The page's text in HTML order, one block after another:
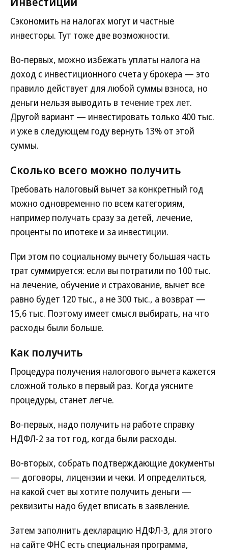
Сэкономить на налогах могут и частные
инвесторы. Тут тоже две возможности.
Во-первых, можно избежать уплаты налога на
доход с инвестиционного счета у брокера — это
правило действует для любой суммы взноса, но
деньги нельзя выводить в течение трех лет.
Другой вариант — инвестировать только 400 тыс.
и уже в следующем году вернуть 13% от этой
суммы.
Сколько всего можно получить
Требовать налоговый вычет за конкретный год
можно одновременно по всем категориям,
например получать сразу за детей, лечение,
проценты по ипотеке и за инвестиции.
При этом по социальному вычету большая часть
трат суммируется: если вы потратили по 100 тыс.
на лечение, обучение и страхование, вычет все
равно будет 120 тыс., а не 300 тыс., а возврат —
15,6 тыс. Поэтому имеет смысл выбирать, на что
расходы были больше.
Как получить
Процедура получения налогового вычета кажется
сложной только в первый раз. Когда уясните
процедуры, станет легче.
Во-первых, надо получить на работе справку
НДФЛ-2 за тот год, когда были расходы.
Во-вторых, собрать подтверждающие документы
— договоры, лицензии и чеки. И определиться,
на какой счет вы хотите получить деньги —
реквизиты надо будет вписать в заявление.
Затем заполнить декларацию НДФЛ-3, для этого
на сайте ФНС есть специальная программа,